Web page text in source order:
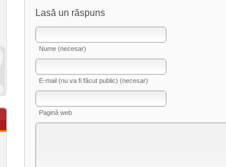
Lasă un răspuns
Nume (necesar)
E-mail (nu va fi făcut public) (necesar)
Pagină web